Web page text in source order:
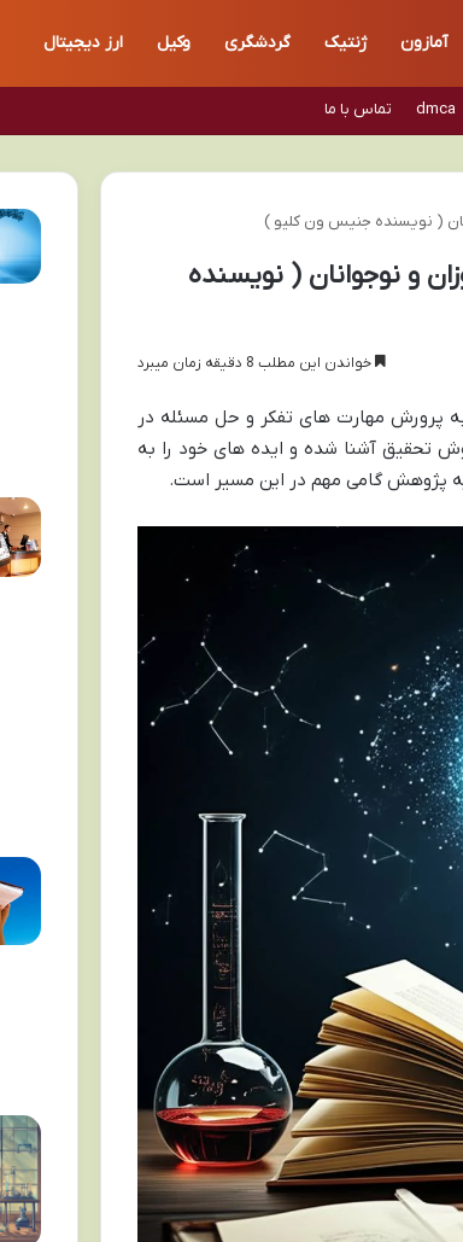
آمازون ژنتیک گردشگری وکیل ارز دیجیتال
dmca تماس با ما
( نویسنده جنیس ون کلیو )
و نوجوانان ( نویسنده
خواندن این مطلب 8 دقیقه زمان میبرد
پرورش مهارت های تفکر و حل مسئله در
تحقیق آشنا شده و ایده های خود را به
پژوهش گامی مهم در این مسیر است.